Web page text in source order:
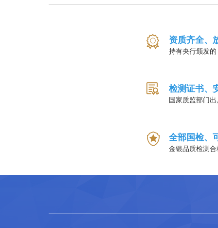
资质齐全、
持有央行颁发
检测证书、
国家质监部门
全部国检、
金银品质检测